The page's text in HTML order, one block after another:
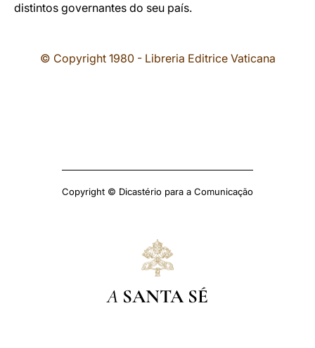
distintos governantes do seu país.
© Copyright 1980 - Libreria Editrice Vaticana
Copyright © Dicastério para a Comunicação
A SANTA SÉ